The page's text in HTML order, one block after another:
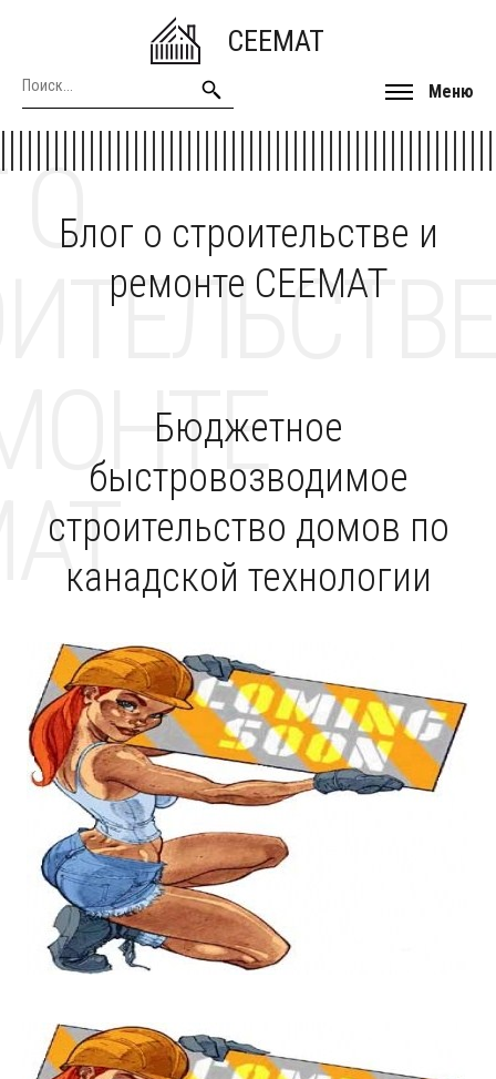
CEEMAT
Меню
Блог о строительстве и
ремонте CEEMAT
О
Бюджетное
быстровозводимое
строительство домов по
канадской технологии